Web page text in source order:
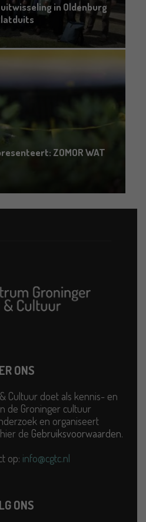
in Oldenburg
ZOMOR WAT
ONS
Cultuur doet als kennis- en
de Groninger cultuur
en organiseert
de Gebruiksvoorwaarden.
op: info@cgtc.nl
ONS